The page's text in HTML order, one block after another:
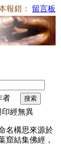
報錯： 留言板
者 搜索
印經無異
名構思來源於
窟結集佛經，